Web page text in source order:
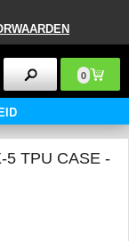
0
5 TPU CASE -